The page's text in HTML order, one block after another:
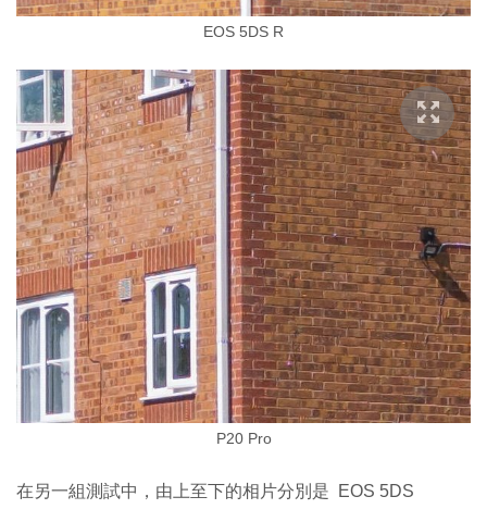
EOS 5DS R
P20 Pro
在另一組測試中，由上至下的相片分別是 EOS 5DS